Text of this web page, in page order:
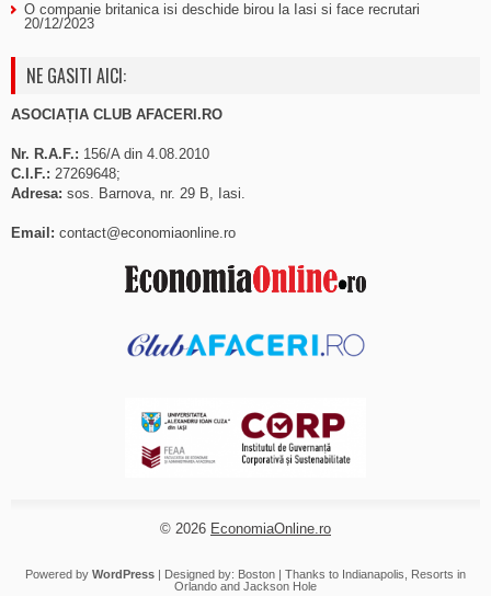
O companie britanica isi deschide birou la Iasi si face recrutari
20/12/2023
NE GASITI AICI:
ASOCIAȚIA CLUB AFACERI.RO
Nr. R.A.F.: 156/A din 4.08.2010
C.I.F.: 27269648;
Adresa: sos. Barnova, nr. 29 B, Iasi.
Email: contact@economiaonline.ro
© 2026 EconomiaOnline.ro
Powered by WordPress | Designed by: Boston | Thanks to Indianapolis
Resorts in
Orlando and Jackson Hole